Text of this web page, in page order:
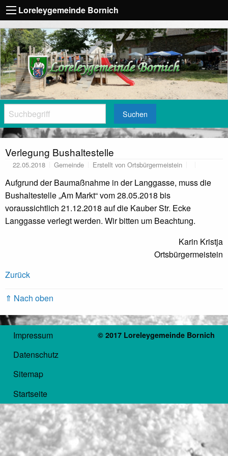
Loreleygemeinde Bornich
Suchen
Verlegung Bushaltestelle
22.05.2018 Gemeinde Erstellt von Ortsbürgermeistein
Aufgrund der Baumaßnahme in der Langgasse, muss die
Bushaltestelle „Am Markt“ vom 28.05.2018 bis
voraussichtlich 21.12.2018 auf die Kauber Str. Ecke
Langgasse verlegt werden. Wir bitten um Beachtung.
Karin Kristja
Ortsbürgermeistein
Zurück
⇑ Nach oben
Impressum
Datenschutz
Sitemap
Startseite
© 2017 Loreleygemeinde Bornich